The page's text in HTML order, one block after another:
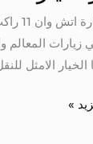
الخيار الامثل
»